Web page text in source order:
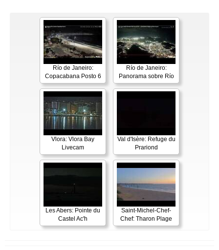
Río de Janeiro:
Copacabana Posto 6
Río de Janeiro:
Panorama sobre Río
Vlora: Vlora Bay
Livecam
Val d'Isère: Refuge du
Prariond
Les Abers: Pointe du
Castel Ac'h
Saint-Michel-Chef-
Chef: Tharon Plage